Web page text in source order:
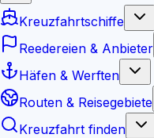
Kreuzfahrtschiffe
Reedereien & Anbieter
Häfen & Werften
Routen & Reisegebiete
Kreuzfahrt finden